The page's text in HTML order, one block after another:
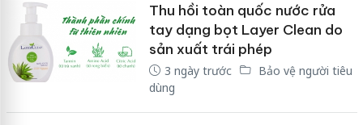
Thu hồi toàn quốc nước rửa
tay dạng bọt Layer Clean do
sản xuất trái phép
3 ngày trước
Bảo vệ người tiêu
dùng